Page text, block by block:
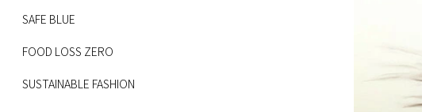
SAFE BLUE
FOOD LOSS ZERO
SUSTAINABLE FASHION